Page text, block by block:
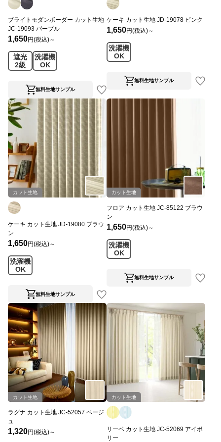
ブライトモダンボーダー カット生地
JC-19093 パープル
1,650円(税込)～
遮光
2級
洗濯機
OK
無料生地サンプル
ケーキ カット生地 JD-19078 ピンク
1,650円(税込)～
洗濯機
OK
無料生地サンプル
カット生地
ケーキ カット生地 JD-19080 ブラウ
ン
1,650円(税込)～
洗濯機
OK
無料生地サンプル
カット生地
フロア カット生地 JC-85122 ブラウ
ン
1,650円(税込)～
洗濯機
OK
無料生地サンプル
カット生地
ラグナ カット生地 JC-52057 ベージ
ュ
1,320円(税込)～
カット生地
リーベ カット生地 JC-52069 アイボ
リー